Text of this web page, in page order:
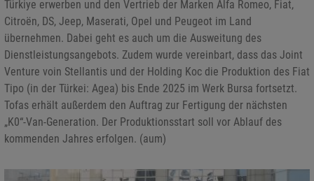
Türkiye erwerben und den Vertrieb der Marken Alfa Romeo, Fiat,
Citroën, DS, Jeep, Maserati, Opel und Peugeot im Land
übernehmen. Dabei geht es auch um die Ausweitung des
Dienstleistungsangebots. Zudem wurde vereinbart, dass das Joint
Venture voin Stellantis und der Holding Koc die Produktion des Fiat
Tipo (in der Türkei: Agea) bis Ende 2025 im Werk Bursa fortsetzt.
Tofas erhält außerdem den Auftrag zur Fertigung der nächsten
„K0“-Van-Generation. Der Produktionsstart soll vor Ablauf des
kommenden Jahres erfolgen. (aum)